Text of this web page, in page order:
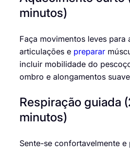
minutos)
Faça movimentos leves para
articulações e preparar
incluir mobilidade do
ombro e alongamentos
Respiração guiada
minutos)
Sente-se confortavelmente e